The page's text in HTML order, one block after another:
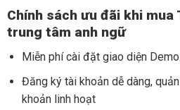
Chính sách ưu đãi khi mua
trung tâm anh ngữ
Miễn phí cài đặt giao diện
Đăng ký tài khoản dễ dàng,
khoản linh hoạt